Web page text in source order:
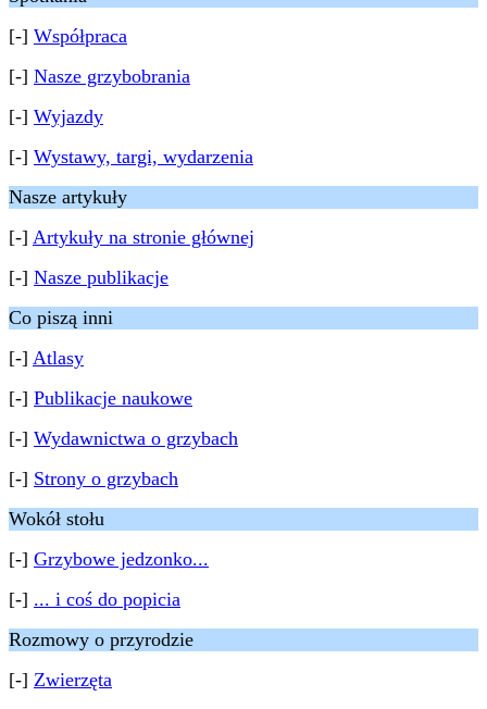
[-] Współpraca
[-] Nasze grzybobrania
[-] Wyjazdy
[-] Wystawy, targi, wydarzenia
Nasze artykuły
[-] Artykuły na stronie głównej
[-] Nasze publikacje
Co piszą inni
[-] Atlasy
[-] Publikacje naukowe
[-] Wydawnictwa o grzybach
[-] Strony o grzybach
Wokół stołu
[-] Grzybowe jedzonko...
[-] ... i coś do popicia
Rozmowy o przyrodzie
[-] Zwierzęta